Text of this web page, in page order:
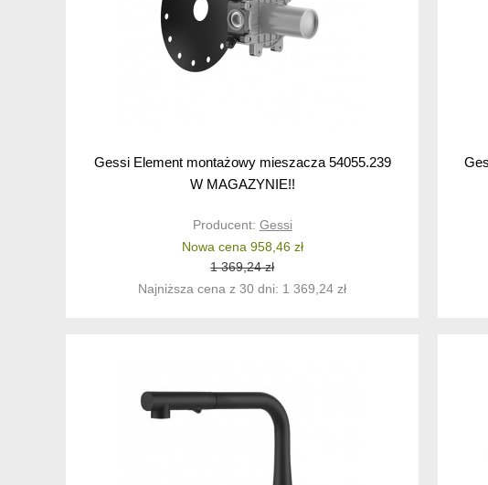
Gessi Element montażowy mieszacza 54055.239
W MAGAZYNIE!!
Producent: Gessi
Nowa cena 958,46 zł
1 369,24 zł
Najniższa cena z 30 dni: 1 369,24 zł